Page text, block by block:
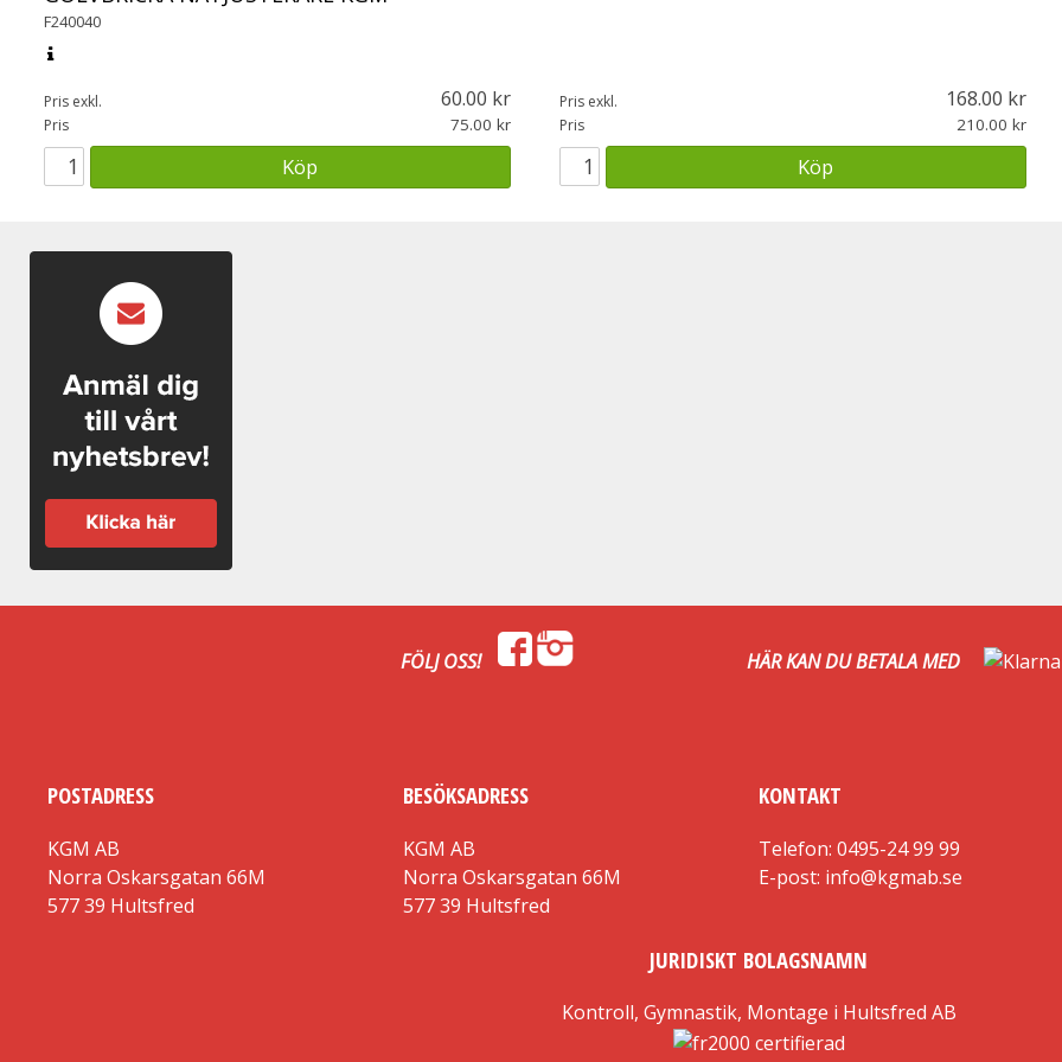
F240040
Pris exkl. 60.00
Pris 75.00
Köp
Pris exkl. 168.00
Pris 210.00
Köp
FÖLJ OSS! HÄR KAN DU BETALA MED
POSTADRESS
KGM AB
Norra Oskarsgatan 66M
577 39 Hultsfred
BESÖKSADRESS
KGM AB
Norra Oskarsgatan 66M
577 39 Hultsfred
KONTAKT
Telefon: 0495-24 99 99
E-post: info@kgmab.se
JURIDISKT BOLAGSNAMN
Kontroll, Gymnastik, Montage i Hultsfred AB